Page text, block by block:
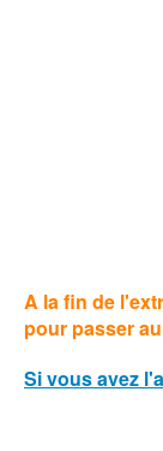
A la fin de
pour passer
Si vous avez